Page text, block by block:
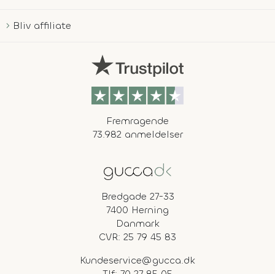
Bliv affiliate
Fremragende
73.982 anmeldelser
Bredgade 27-33
7400 Herning
Danmark
CVR: 25 79 45 83
Kundeservice@gucca.dk